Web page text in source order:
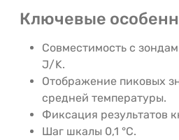
Ключевые
Совместимость с
J/K.
Отображение пиковых
средней температуры.
Фиксация результатов
Шаг шкалы 0,1 °С.